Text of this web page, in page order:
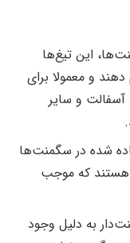
این تیغ‌ها
و معمولا برای
و سایر
شده در سگمنت‌ها
هستند که موجب
به دلیل وجود